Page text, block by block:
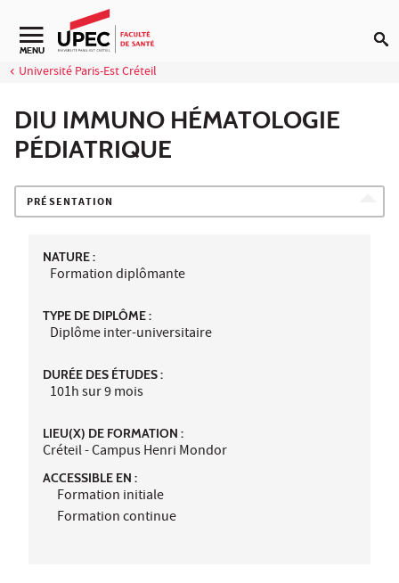
Aller au contenu
Navigation secondaire
MENU
Université Paris-Est Créteil
DIU IMMUNO HÉMATOLOGIE
PÉDIATRIQUE
PRÉSENTATION
NATURE :
Formation diplômante
TYPE DE DIPLÔME :
Diplôme inter-universitaire
DURÉE DES ÉTUDES :
101h sur 9 mois
LIEU(X) DE FORMATION :
Créteil - Campus Henri Mondor
ACCESSIBLE EN :
Formation initiale
Formation continue